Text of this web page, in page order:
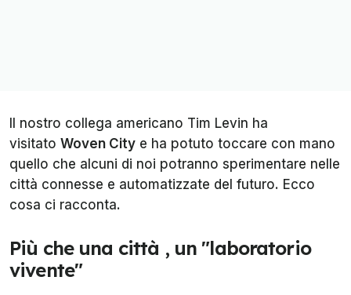
Il nostro collega americano Tim Levin ha
visitato Woven City e ha potuto toccare con mano
quello che alcuni di noi potranno sperimentare nelle
città connesse e automatizzate del futuro. Ecco
cosa ci racconta.
Più che una città , un "laboratorio
vivente"